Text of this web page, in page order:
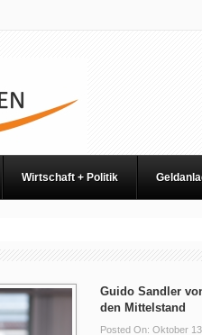
Wirtschaft + Politik
Guido Sandler
den Mittelstand
Posted On: Oktober